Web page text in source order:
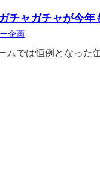
チャガチャが今年
企画
ムでは恒例となっ